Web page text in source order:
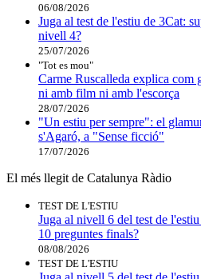
06/08/2026
Juga al test de l'estiu de 3Cat:
nivell 4?
25/07/2026
"Tot es mou"
Carme Ruscalleda explica com
ni amb film ni amb l'escorça
28/07/2026
"Un estiu per sempre": el
s'Agaró, a "Sense ficció"
17/07/2026
El més llegit de Catalunya Ràdio
TEST DE L'ESTIU
Juga al nivell 6 del test de
10 preguntes finals?
08/08/2026
TEST DE L'ESTIU